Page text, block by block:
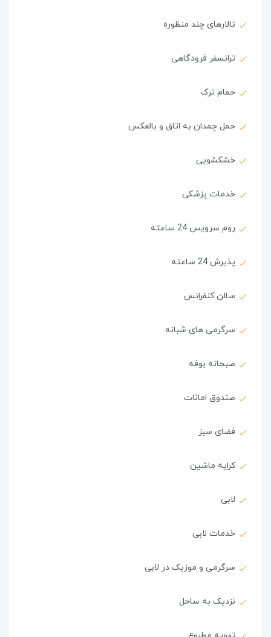
تالارهای چند منظوره
ترانسفر فرودگاهی
حمام ترک
حمل چمدان به اتاق و بالعکس
خشکشویی
خدمات پزشکی
روم سرویس 24 ساعته
پذیرش 24 ساعته
سالن کنفرانس
سرگرمی های شبانه
صبحانه بوفه
صندوق امانات
فضای سبز
کرایه ماشین
لابی
خدمات لابی
سرگرمی و موزیک در لابی
نزدیک به ساحل